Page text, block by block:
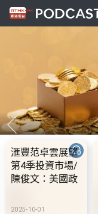
滙豐范卓雲展望
第4季投資市場/
陳俊文：美國政
股調整藉口
2025-10-01